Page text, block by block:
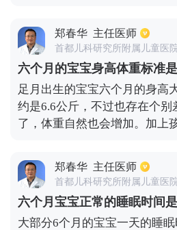
高95cm，体重是14kg；4岁身
16kg；5岁身高110cm，体重
体重20kg；7岁身高122cm，体
128cm，体重25kg；9岁身高
岁身高140cm，体重32kg；11
36kg；12岁身高152cm，体重
来说也会稍微轻一点，大概会
之内。头围一般会在44到
各方面的发育都很快，像是体
行走、语言等等都处在快速生
在饮食方面最好是能够适当的
较高的食物、各种新鲜蔬菜和
郑春华 主任医师
首都儿科研究所附属儿童医
六个月的宝宝身高体重标准
足月出生的宝宝六个月的身高
约是6.6公斤，不过也存在个别
了，体重自然也会增加。加上
出生体重+月龄x0.6公斤，一般
月每月平均增长3.5厘米，后三
2.5厘米。
郑春华 主任医师
首都儿科研究所附属儿童医
六个月宝宝正常的睡眠时间
大部分6个月的宝宝一天的睡眠